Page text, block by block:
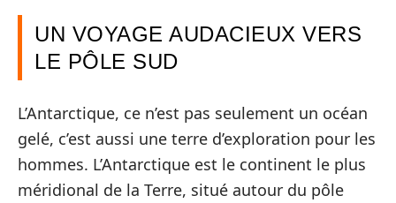
UN VOYAGE AUDACIEUX VERS
LE PÔLE SUD
L’Antarctique, ce n’est pas seulement un océan
gelé, c’est aussi une terre d’exploration pour les
hommes. L’Antarctique est le continent le plus
méridional de la Terre, situé autour du pôle